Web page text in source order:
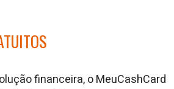
financeira, o MeuCashCard